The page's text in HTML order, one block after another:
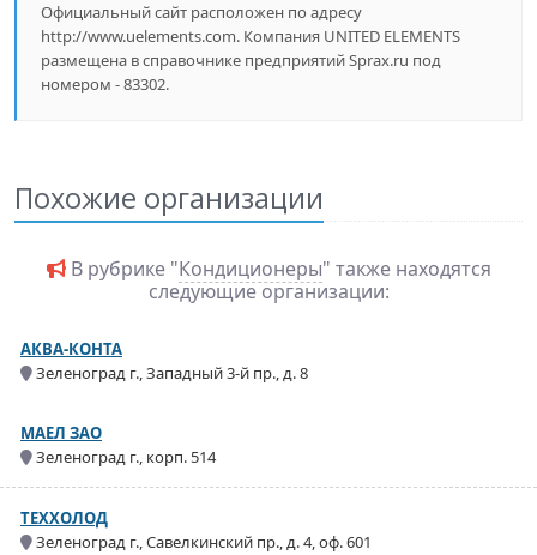
Официальный сайт расположен по адресу
http://www.uelements.com. Компания UNITED ELEMENTS
размещена в справочнике предприятий Sprax.ru под
номером - 83302.
Похожие организации
В рубрике "Кондиционеры" также находятся
следующие организации:
АКВА-КОНТА
Зеленоград г., Западный 3-й пр., д. 8
МАЕЛ ЗАО
Зеленоград г., корп. 514
ТЕХХОЛОД
Зеленоград г., Савелкинский пр., д. 4, оф. 601